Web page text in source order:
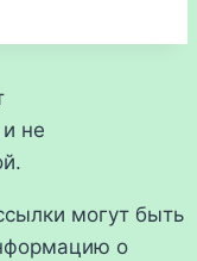
не
могут быть
о